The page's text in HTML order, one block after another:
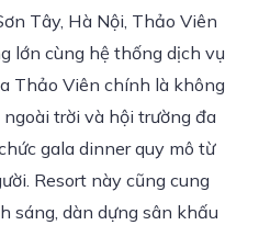
Tây, Hà Nội, Thảo Viên
lớn cùng hệ thống dịch vụ
Thảo Viên chính là không
trời và hội trường đa
gala dinner quy mô từ
Resort này cũng cung
sáng, dàn dựng sân khấu